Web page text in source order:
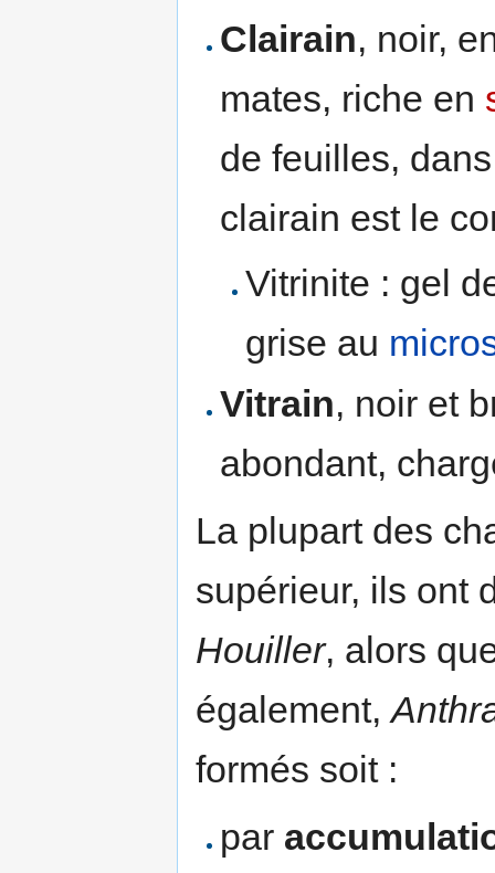
Clairain, noir,
mates, riche en
de feuilles,
clairain est le
Vitrinite : gel
grise au
Vitrain, noir et
abondant,
La plupart des
supérieur, ils ont
Houiller, alors
également,
formés soit :
par